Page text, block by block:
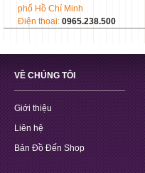
phố Hồ Chí Minh
Điện thoại: 0965.238.500
VỀ CHÚNG TÔI
Giới thiệu
Liên hệ
Bản Đồ Đến Shop